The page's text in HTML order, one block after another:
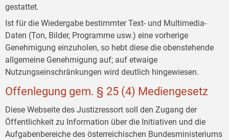
gestattet.
Ist für die Wiedergabe bestimmter Text- und Multimedia-
Daten (Ton, Bilder, Programme usw.) eine vorherige
Genehmigung einzuholen, so hebt diese die obenstehende
allgemeine Genehmigung auf; auf etwaige
Nutzungseinschränkungen wird deutlich hingewiesen.
Offenlegung gem. § 25 (4) Mediengesetz
Diese Webseite des Justizressort soll den Zugang der
Öffentlichkeit zu Information über die Initiativen und die
Aufgabenbereiche des österreichischen Bundesministeriums